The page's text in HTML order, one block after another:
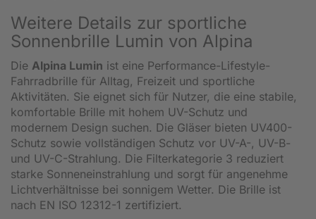
Weitere Details zur sportliche
Sonnenbrille Lumin von Alpina
Die Alpina Lumin ist eine Performance-Lifestyle-
Fahrradbrille für Alltag, Freizeit und sportliche
Aktivitäten. Sie eignet sich für Nutzer, die eine stabile,
komfortable Brille mit hohem UV-Schutz und
modernem Design suchen. Die Gläser bieten UV400-
Schutz sowie vollständigen Schutz vor UV-A-, UV-B-
und UV-C-Strahlung. Die Filterkategorie 3 reduziert
starke Sonneneinstrahlung und sorgt für angenehme
Lichtverhältnisse bei sonnigem Wetter. Die Brille ist
nach EN ISO 12312-1 zertifiziert.